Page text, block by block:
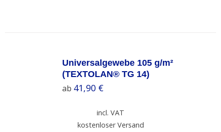
Universalgewebe 105 g/m²
(TEXTOLAN® TG 14)
ab 41,90 €
incl. VAT
kostenloser Versand